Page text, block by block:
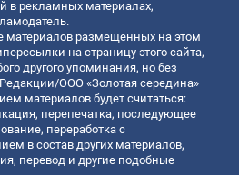
рекламных материалах,
материалов размещенных на этом
на страницу этого сайта,
другого упоминания, но без
ООО «Золотая середина»
материалов будет считаться:
перепечатка, последующее
переработка с
в состав других материалов,
перевод и другие подобные